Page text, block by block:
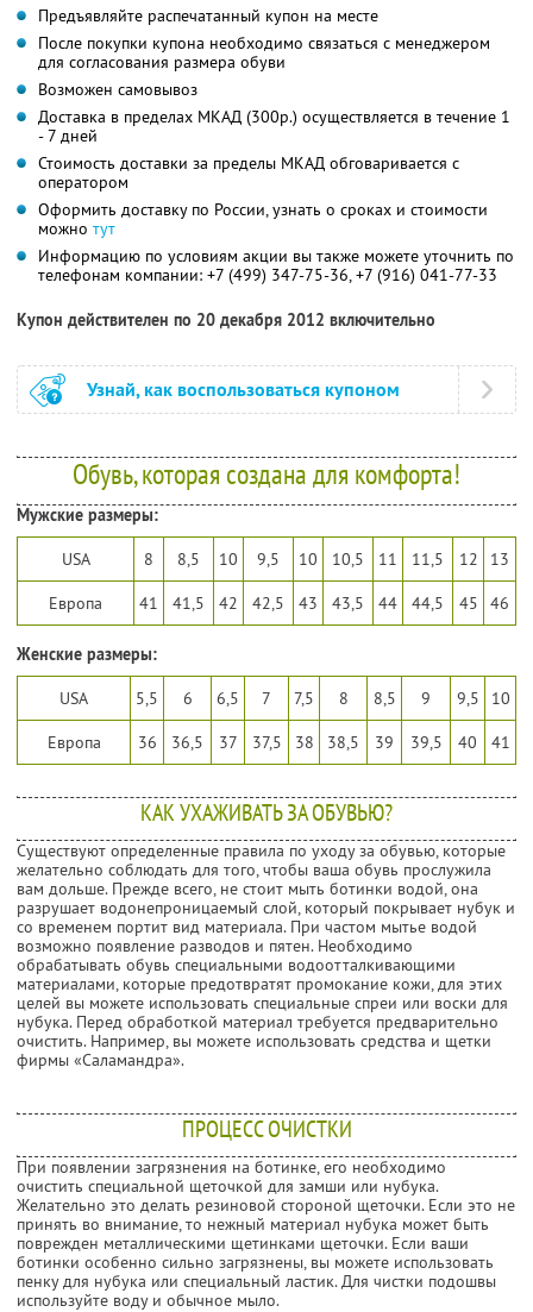
Предъявляйте распечатанный купон на месте
После покупки купона необходимо связаться с менеджером
для согласования размера обуви
Возможен самовывоз
Доставка в пределах МКАД (300р.) осуществляется в течение 1
- 7 дней
Стоимость доставки за пределы МКАД обговаривается с
оператором
Оформить доставку по России, узнать о сроках и стоимости
можно тут
Информацию по условиям акции вы также можете уточнить по
телефонам компании: +7 (499) 347-75-36, +7 (916) 041-77-33
Купон действителен по 20 декабря 2012 включительно
Узнай, как воспользоваться купоном
Обувь, которая создана для комфорта!
Мужские размеры:
USA 8 8,5 10 9,5 10 10,5 11 11,5 12 13
Европа 41 41,5 42 42,5 43 43,5 44 44,5 45 46
Женские размеры:
USA 5,5 6 6,5 7 7,5 8 8,5 9 9,5 10
Европа 36 36,5 37 37,5 38 38,5 39 39,5 40 41
КАК УХАЖИВАТЬ ЗА ОБУВЬЮ?
Существуют определенные правила по уходу за обувью, которые
желательно соблюдать для того, чтобы ваша обувь прослужила
вам дольше. Прежде всего, не стоит мыть ботинки водой, она
разрушает водонепроницаемый слой, который покрывает нубук и
со временем портит вид материала. При частом мытье водой
возможно появление разводов и пятен. Необходимо
обрабатывать обувь специальными водоотталкивающими
материалами, которые предотвратят промокание кожи, для этих
целей вы можете использовать специальные спреи или воски для
нубука. Перед обработкой материал требуется предварительно
очистить. Например, вы можете использовать средства и щетки
фирмы «Саламандра».
ПРОЦЕСС ОЧИСТКИ
При появлении загрязнения на ботинке, его необходимо
очистить специальной щеточкой для замши или нубука.
Желательно это делать резиновой стороной щеточки. Если это не
принять во внимание, то нежный материал нубука может быть
поврежден металлическими щетинками щеточки. Если ваши
ботинки особенно сильно загрязнены, вы можете использовать
пенку для нубука или специальный ластик. Для чистки подошвы
используйте воду и обычное мыло.